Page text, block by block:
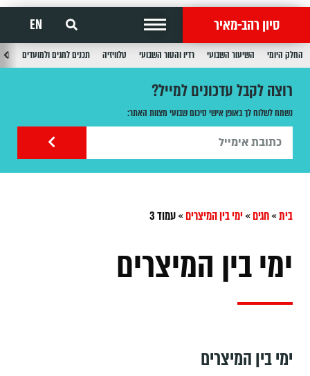
סיון רהב-מאיר EN
החלק היומי השיעור השבועי רדיו והטור השבועי טלוויזיה תכנים לחגים ולמועדים
רוצה לקבל עדכונים למייל?
נשמח לשלוח לך באופן אישי סיכום שבועי מצוות האתר:
בית»חגים»ימי בין המיצרים»עמוד 3
ימי בין המיצרים
ימי בין המיצרים